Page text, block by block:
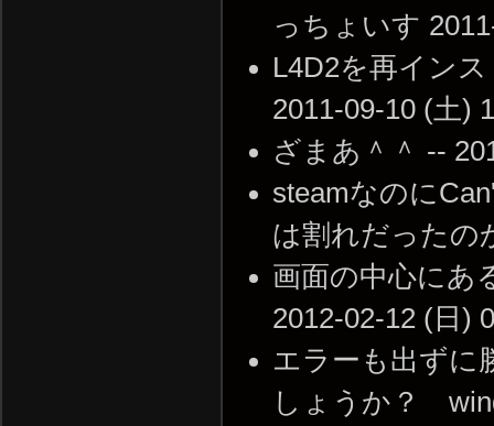
っちょいす
L4D2を再イン
2011-09-10 (土)
ざまあ＾＾ --
steamなのに
は割れだったの
画面の中心にあ
2012-02-12 (日)
エラーも出ずに
しょうか？